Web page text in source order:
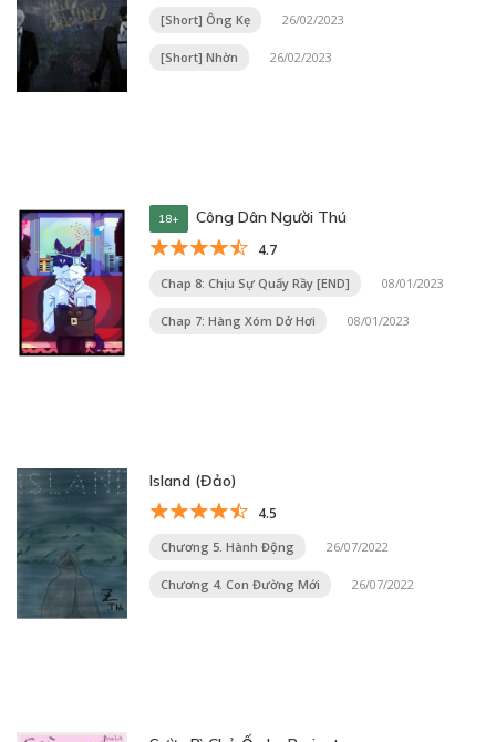
[Short] Ông Kẹ 26/02/2023
[Short] Nhờn 26/02/2023
18+ Công Dân Người Thú
4.7
Chap 8: Chịu Sự Quấy Rầy [END] 08/01/2023
Chap 7: Hàng Xóm Dở Hơi 08/01/2023
Island (Đảo)
4.5
Chương 5. Hành Động 26/07/2022
Chương 4. Con Đường Mới 26/07/2022